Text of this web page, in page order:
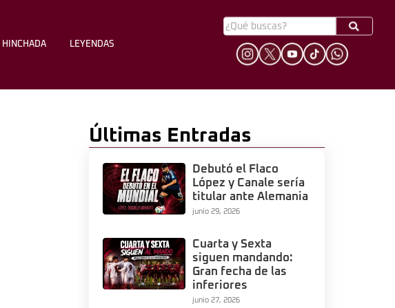
CLUB STAFF HINCHADA
HINCHADA LEYENDAS
Últimas Entradas
Debutó el Flaco
López y Canale sería
titular ante Alemania
junio 29, 2026
Cuarta y Sexta
siguen mandando:
Gran fecha de las
inferiores
junio 27, 2026